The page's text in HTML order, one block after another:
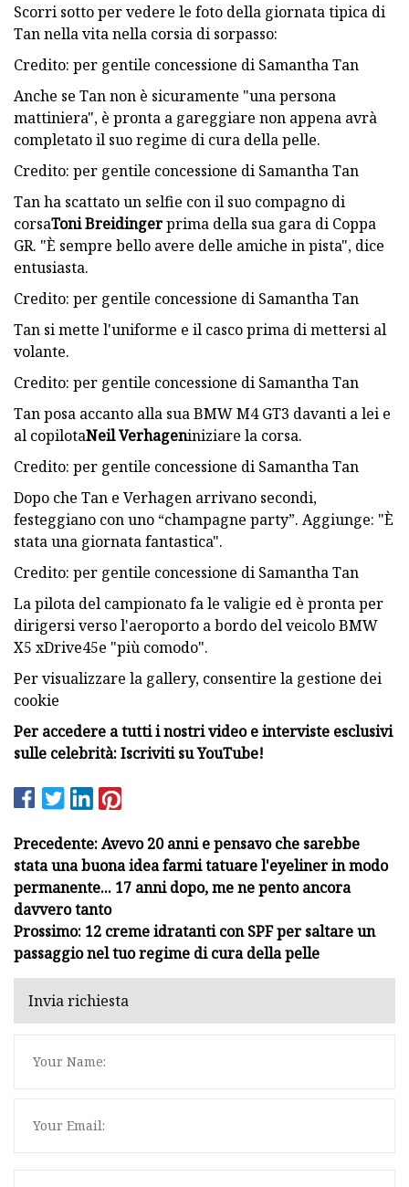
Scorri sotto per vedere le foto della giornata tipica di
Tan nella vita nella corsia di sorpasso:
Credito: per gentile concessione di Samantha Tan
Anche se Tan non è sicuramente "una persona
mattiniera", è pronta a gareggiare non appena avrà
completato il suo regime di cura della pelle.
Credito: per gentile concessione di Samantha Tan
Tan ha scattato un selfie con il suo compagno di
corsaToni Breidingerprima della sua gara di Coppa
GR. "È sempre bello avere delle amiche in pista", dice
entusiasta.
Credito: per gentile concessione di Samantha Tan
Tan si mette l'uniforme e il casco prima di mettersi al
volante.
Credito: per gentile concessione di Samantha Tan
Tan posa accanto alla sua BMW M4 GT3 davanti a lei e
al copilotaNeil Verhageniniziare la corsa.
Credito: per gentile concessione di Samantha Tan
Dopo che Tan e Verhagen arrivano secondi,
festeggiano con uno “champagne party”. Aggiunge: "È
stata una giornata fantastica".
Credito: per gentile concessione di Samantha Tan
La pilota del campionato fa le valigie ed è pronta per
dirigersi verso l'aeroporto a bordo del veicolo BMW
X5 xDrive45e "più comodo".
Per visualizzare la gallery, consentire la gestione dei
cookie
Per accedere a tutti i nostri video e interviste esclusivi
sulle celebrità: Iscriviti su YouTube!
Precedente: Avevo 20 anni e pensavo che sarebbe
stata una buona idea farmi tatuare l'eyeliner in modo
permanente... 17 anni dopo, me ne pento ancora
davvero tanto
Prossimo: 12 creme idratanti con SPF per saltare un
passaggio nel tuo regime di cura della pelle
Invia richiesta